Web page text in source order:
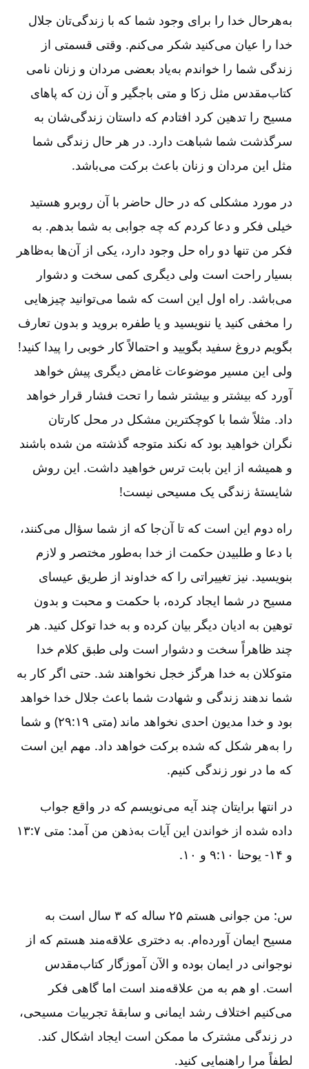
به‌هرحال خدا را برای وجود شما که با زندگی‌تان جلال
خدا را عیان می‌کنید شکر می‌کنم. وقتی قسمتی از
زندگی شما را خواندم به‌یاد بعضی مردان و زنان نامی
کتاب‌مقدس مثل زکا و متی باجگیر و آن زن که پاهای
مسیح را تدهین کرد افتادم که داستان زندگی‌شان به
سرگذشت شما شباهت دارد. در هر حال زندگی شما
مثل این مردان و زنان باعث برکت می‌باشد.
در مورد مشکلی که در حال حاضر با آن روبرو هستید
خیلی فکر و دعا کردم که چه جوابی به شما بدهم. به
فکر من تنها دو راه حل وجود دارد، یکی از آن‌ها به‌ظاهر
بسیار راحت است ولی دیگری کمی سخت و دشوار
می‌باشد. راه اول این است که شما می‌توانید چیزهایی
را مخفی کنید یا ننویسید و یا طفره بروید و بدون تعارف
بگویم دروغ سفید بگویید و احتمالاً کار خوبی را پیدا کنید!
ولی این مسیر موضوعات غامض دیگری پیش خواهد
آورد که بیشتر و بیشتر شما را تحت فشار قرار خواهد
داد. مثلاً شما با کوچکترین مشکل در محل کارتان
نگران خواهید بود که نکند متوجه گذشته من شده باشند
و همیشه از این بابت ترس خواهید داشت. این روش
شایستۀ زندگی یک مسیحی نیست!
راه دوم این است که تا آن‌جا که از شما سؤال می‌کنند،
با دعا و طلبیدن حکمت از خدا به‌طور مختصر و لازم
بنویسید. نیز تغییراتی را که خداوند از طریق عیسای
مسیح در شما ایجاد کرده، با حکمت و محبت و بدون
توهین به ادیان دیگر بیان کرده و به خدا توکل کنید. هر
چند ‏ظاهراً سخت و دشوار است ولی طبق کلام خدا
متوکلان به خدا هرگز خجل نخواهند شد. حتی اگر کار به
شما ندهند زندگی و شهادت شما باعث جلال خدا خواهد
بود و خدا مدیون احدی نخواهد ماند (متی ۱۹:‏۲۹) و شما
را به‌هر شکل که شده برکت خواهد داد. مهم این است
که ما در نور زندگی کنیم.
در انتها برایتان چند آیه می‌نویسم که در واقع جواب
داده شده از خواندن این آیات به‌ذهن من آمد: متی ۷:‏۱۳
و ۱۴- یوحنا ۱۰:‏۹ و ۱۰.
س: من جوانی هستم ۲۵ ساله که ۳ سال است به
مسیح ایمان آورده‌ام. به دختری علاقه‌مند هستم که از
نوجوانی در ایمان بوده و الآن آموزگار کتاب‌مقدس
است. او هم به من علاقه‌مند است اما گاهی فکر
می‌کنیم اختلاف رشد ایمانی و سابقۀ تجربیات مسیحی،
در زندگی مشترک ما ممکن است ایجاد اشکال کند.
لطفاً مرا راهنمایی کنید.